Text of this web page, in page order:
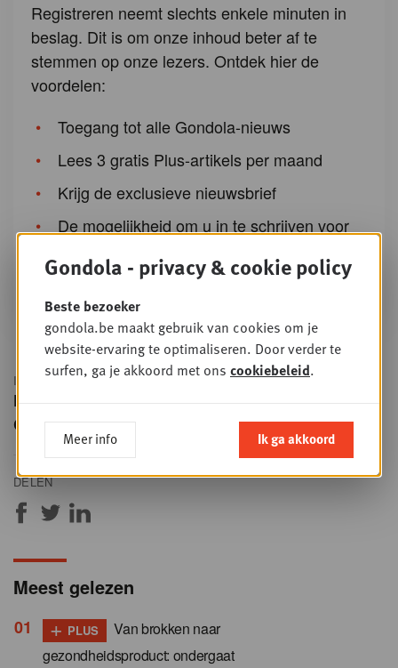
IN DIT ARTIKEL
Foodretail
Carrefour
DELEN
Registreren neemt slechts enkele minuten in
beslag. Dit is om onze inhoud beter af te
stemmen op onze lezers. Ontdek hier de
voordelen:
Toegang tot alle Gondola-nieuws
Lees 3 gratis Plus-artikels per maand
Krijg de exclusieve nieuwsbrief
De mogelijkheid om u in te schrijven voor
events van Gondola Society
Meest gelezen
+ PLUS
Van brokken naar
gezondheidsproduct: ondergaat
Gondola - privacy & cookie policy
Beste bezoeker
gondola.be maakt gebruik van cookies om je
website-ervaring te optimaliseren. Door verder te
surfen, ga je akkoord met ons cookiebeleid.
Meer info Ik ga akkoord